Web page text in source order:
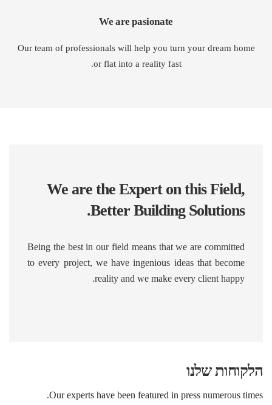
We are pasionate
Our team of professionals will help you turn your dream home
or flat into a reality fast.
We are the Expert on this Field,
Better Building Solutions.
Being the best in our field means that we are committed
to every project, we have ingenious ideas that become
reality and we make every client happy.
הלקוחות שלנו
Our experts have been featured in press numerous times.